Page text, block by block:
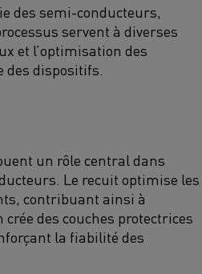
des semi-conducteurs,
servent à diverses
et l’optimisation des
dispositifs.
un rôle central dans
Le recuit optimise les
contribuant ainsi à
des couches protectrices
la fiabilité des